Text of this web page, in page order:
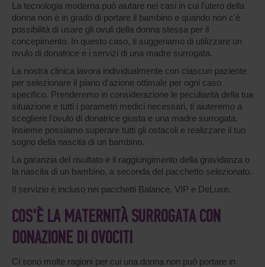
La tecnologia moderna può aiutare nei casi in cui l'utero della
donna non è in grado di portare il bambino e quando non c'è
possibilità di usare gli ovuli della donna stessa per il
concepimento. In questo caso, ti suggeriamo di utilizzare un
ovulo di donatrice e i servizi di una madre surrogata.
La nostra clinica lavora individualmente con ciascun paziente
per selezionare il piano d'azione ottimale per ogni caso
specifico. Prenderemo in considerazione le peculiarità della tua
situazione e tutti i parametri medici necessari, ti aiuteremo a
scegliere l’ovulo di donatrice giusta e una madre surrogata.
Insieme possiamo superare tutti gli ostacoli e realizzare il tuo
sogno della nascita di un bambino.
La garanzia del risultato è il raggiungimento della gravidanza o
la nascita di un bambino, a seconda del pacchetto selezionato.
Il servizio è incluso nei pacchetti Balance, VIP e DeLuxe.
COS'È LA MATERNITÀ SURROGATA CON
DONAZIONE DI OVOCITI
Ci sono molte ragioni per cui una donna non può portare in